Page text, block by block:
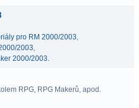
pro RM 2000/2003,
2003,
2000/2003.
RPG, RPG Makerů, apod.